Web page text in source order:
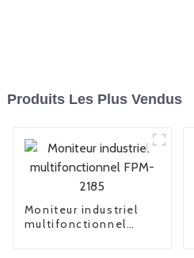
Produits Les Plus Vendus
Moniteur industriel
multifonctionnel